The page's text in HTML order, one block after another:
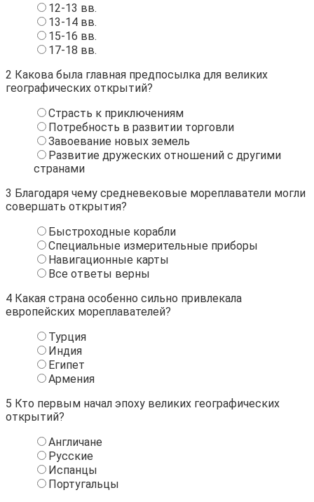
12-13 вв.
13-14 вв.
15-16 вв.
17-18 вв.
2 Какова была главная предпосылка для великих
географических открытий?
Страсть к приключениям
Потребность в развитии торговли
Завоевание новых земель
Развитие дружеских отношений с другими
странами
3 Благодаря чему средневековые мореплаватели могли
совершать открытия?
Быстроходные корабли
Специальные измерительные приборы
Навигационные карты
Все ответы верны
4 Какая страна особенно сильно привлекала
европейских мореплавателей?
Турция
Индия
Египет
Армения
5 Кто первым начал эпоху великих географических
открытий?
Англичане
Русские
Испанцы
Португальцы